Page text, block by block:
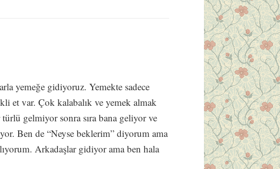
yemeğe gidiyoruz. Yemekte sadece
et var. Çok kalabalık ve yemek almak
gelmiyor sonra sıra bana geliyor ve
Ben de “Neyse beklerim” diyorum ama
Arkadaşlar gidiyor ama ben hala